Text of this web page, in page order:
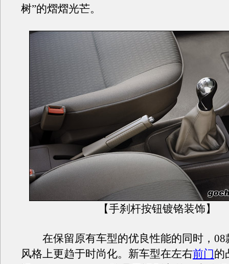
树”的熠熠光芒。
【手刹杆按钮镀铬装饰】
在保留原有车型的优良性能的同时，08
风格上更趋于时尚化。新车型在左右前门的